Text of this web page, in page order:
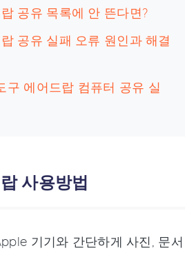
공유 목록에 안 뜬다면?
공유 실패 오류 원인과 해결
구 에어드랍 컴퓨터 공유 실
사용방법
기기와 간단하게 사진, 문서